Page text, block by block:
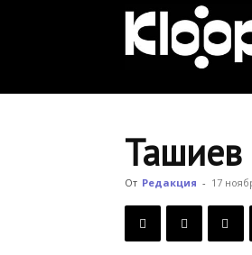
Ташиев
От Редакция - 17